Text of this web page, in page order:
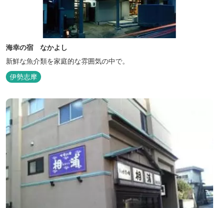
海幸の宿 なかよし
新鮮な魚介類を家庭的な雰囲気の中で。
伊勢志摩